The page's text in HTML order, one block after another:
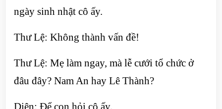
ngày sinh nhật cô ấy.
Thư Lệ: Không thành vấn đề!
Thư Lệ: Mẹ làm ngay, mà lễ cưới tổ chức ở
đâu đây? Nam An hay Lê Thành?
Diên: Để con hỏi cô ấy.